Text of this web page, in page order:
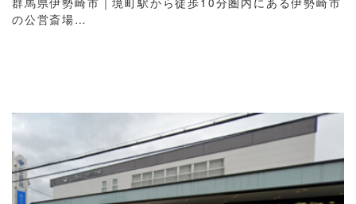
の公営斎場…